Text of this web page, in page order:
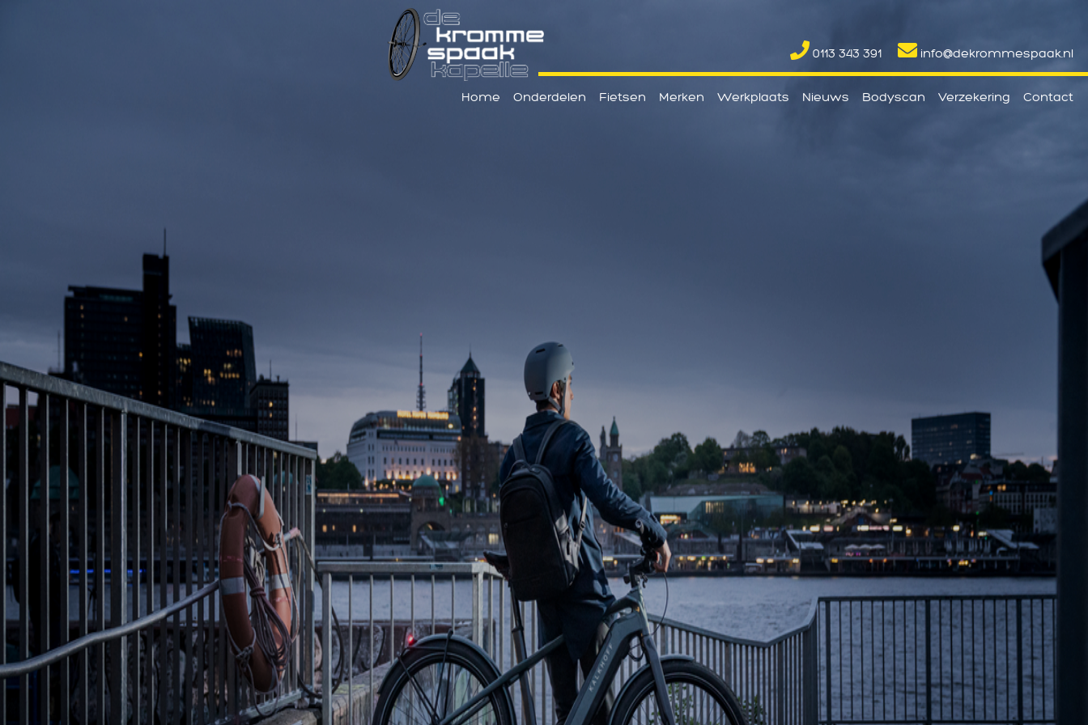
0113 343 391 info@dekrommespaak.nl
Home Onderdelen Fietsen Merken Werkplaats Nieuws Bodyscan Verzekering Contact